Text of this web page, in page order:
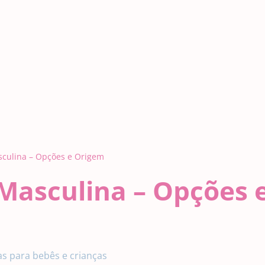
– Opções e Origem
– Opções
para bebês e crianças